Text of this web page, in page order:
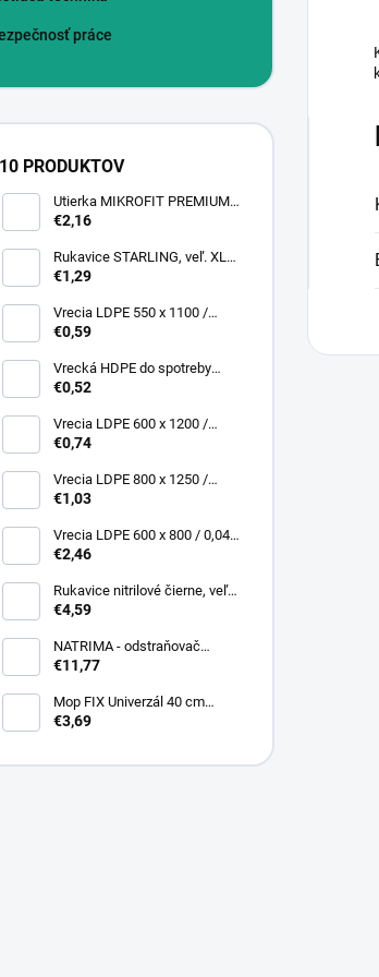
práce
PRODUKTOV
Utierka MIKROFIT PREMIUM
920 40x40 cm, 305 gr./m2
€2,16
Rukavice STARLING, veľ. XL
(12 pár = bal)
€1,29
Vrecia LDPE 550 x 1100 /
0,13,1A, číra
€0,59
Vrecká HDPE do spotreby
300x400/0,007, číre, (50 ks =
€0,52
Vrecia LDPE 600 x 1200 /
0,200, transparent (25 ks)
€0,74
Vrecia LDPE 800 x 1250 /
0,20, čierna (25 ks = bal)
€1,03
Vrecia LDPE 600 x 800 / 0,04,
biele (25 ks = rol)
€2,46
Rukavice nitrilové čierne, veľ.
L (100 ks = box)
€4,59
NATRIMA - odstraňovač
starých náterov (0,75 L = bal)
€11,77
Mop FIX Univerzál 40 cm
bavlnený Fmix
€3,69